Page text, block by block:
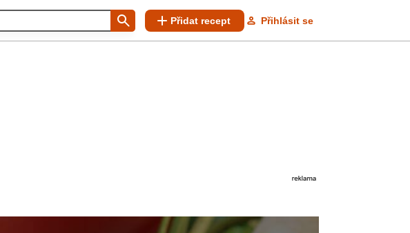
Přidat recept Přihlásit se